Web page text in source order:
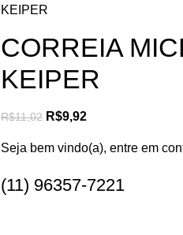
KEIPER
CORREIA
KEIPER
R$11,02 R$9,92
Seja bem vindo(a), entre em
(11) 96357-7221